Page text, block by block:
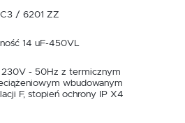
/ 6201 ZZ
14 uF-450VL
- 50Hz z termicznym
wbudowanym
F, stopień ochrony IP X4